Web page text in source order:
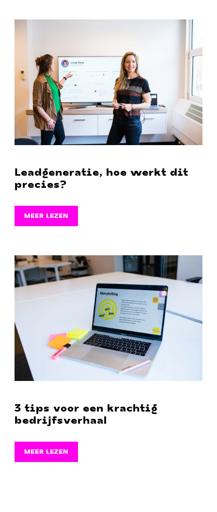
Leadgeneratie, hoe werkt dit
precies?
MEER LEZEN
3 tips voor een krachtig
bedrijfsverhaal
MEER LEZEN